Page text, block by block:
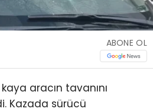
ABONE OL
aracın tavanını
Kazada sürücü